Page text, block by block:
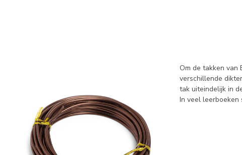
Om de takken van
verschillende
tak uiteindelijk in
In veel